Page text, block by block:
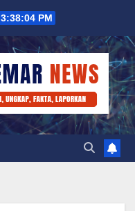
3:38:04 PM